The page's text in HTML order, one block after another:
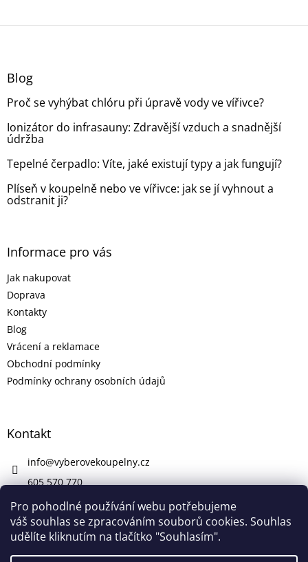
Pro pohodlné používání webu potřebujeme
váš souhlas se zpracováním souborů cookies. Souhlas
udělíte kliknutím na tlačítko "Souhlasím".
Z
Blog
Proč se vyhýbat chlóru při úpravě vody ve vířivce?
Ionizátor do infrasauny: Zdravější vzduch a snadnější
údržba
Tepelné čerpadlo: Víte, jaké existují typy a jak fungují?
Plíseň v koupelně nebo ve vířivce: jak se jí vyhnout a
odstranit ji?
Informace pro vás
Jak nakupovat
Doprava
Kontakty
Blog
Vrácení a reklamace
Obchodní podmínky
Podmínky ochrany osobních údajů
Kontakt
info@vyberovekoupelny.cz
605 570 770
https://www.facebook.com/vyberovekoupelny/